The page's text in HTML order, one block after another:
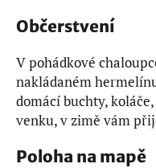
Občerstvení
V pohádkové
nakládaném
domácí buchty,
venku, v zimě vám
Poloha na mapě